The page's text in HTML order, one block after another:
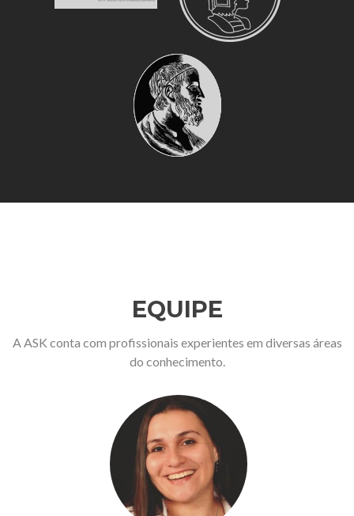
EQUIPE
A ASK conta com profissionais experientes em diversas áreas
do conhecimento.